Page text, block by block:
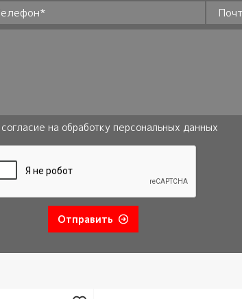
* Почта
на обработку персональных данных
Отправить